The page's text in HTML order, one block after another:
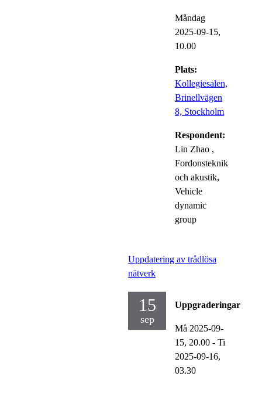
Måndag
2025-09-15,
10.00
Plats:
Kollegiesalen,
Brinellvägen
8, Stockholm
Respondent:
Lin Zhao ,
Fordonsteknik
och akustik,
Vehicle
dynamic
group
Uppdatering av trådlösa
nätverk
15
sep
Uppgraderingar
Må 2025-09-
15, 20.00 - Ti
2025-09-16,
03.30